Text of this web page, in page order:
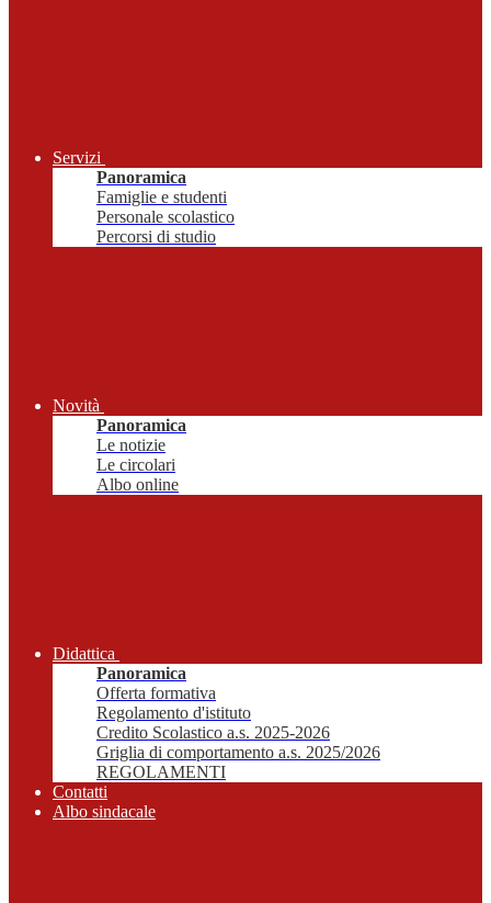
Servizi
Panoramica
Famiglie e studenti
Personale scolastico
Percorsi di studio
Novità
Panoramica
Le notizie
Le circolari
Albo online
Didattica
Panoramica
Offerta formativa
Regolamento d'istituto
Credito Scolastico a.s. 2025-2026
Griglia di comportamento a.s. 2025/2026
REGOLAMENTI
Contatti
Albo sindacale